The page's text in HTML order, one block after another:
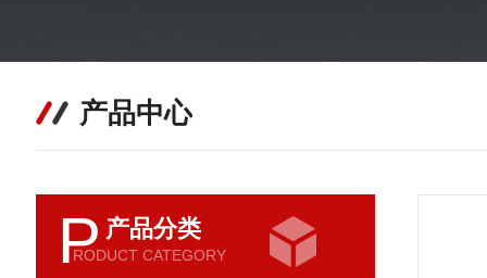
产品中心
P 产品分类
RODUCT CATEGORY